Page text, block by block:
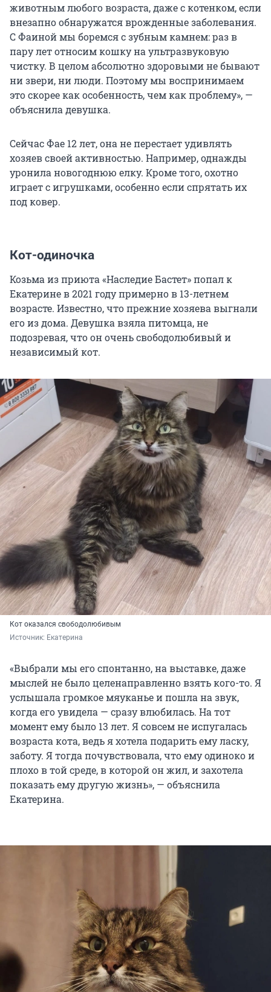
животным любого возраста, даже с котенком, если
внезапно обнаружатся врожденные заболевания.
С Фаиной мы боремся с зубным камнем: раз в
пару лет относим кошку на ультразвуковую
чистку. В целом абсолютно здоровыми не бывают
ни звери, ни люди. Поэтому мы воспринимаем
это скорее как особенность, чем как проблему», —
объяснила девушка.
Сейчас Фае 12 лет, она не перестает удивлять
хозяев своей активностью. Например, однажды
уронила новогоднюю елку. Кроме того, охотно
играет с игрушками, особенно если спрятать их
под ковер.
Кот-одиночка
Козьма из приюта «Наследие Бастет» попал к
Екатерине в 2021 году примерно в 13-летнем
возрасте. Известно, что прежние хозяева выгнали
его из дома. Девушка взяла питомца, не
подозревая, что он очень свободолюбивый и
независимый кот.
Кот оказался свободолюбивым
Источник: Екатерина
«Выбрали мы его спонтанно, на выставке, даже
мыслей не было целенаправленно взять кого-то. Я
услышала громкое мяуканье и пошла на звук,
когда его увидела — сразу влюбилась. На тот
момент ему было 13 лет. Я совсем не испугалась
возраста кота, ведь я хотела подарить ему ласку,
заботу. Я тогда почувствовала, что ему одиноко и
плохо в той среде, в которой он жил, и захотела
показать ему другую жизнь», — объяснила
Екатерина.